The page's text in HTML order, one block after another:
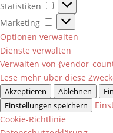
Statistiken
Statistiken
Marketing
Marketing
Optionen verwalten
Dienste verwalten
Verwalten von
Lese mehr über diese
Akzeptieren Ablehnen
Einstellungen speichern
Cookie-Richtlinie